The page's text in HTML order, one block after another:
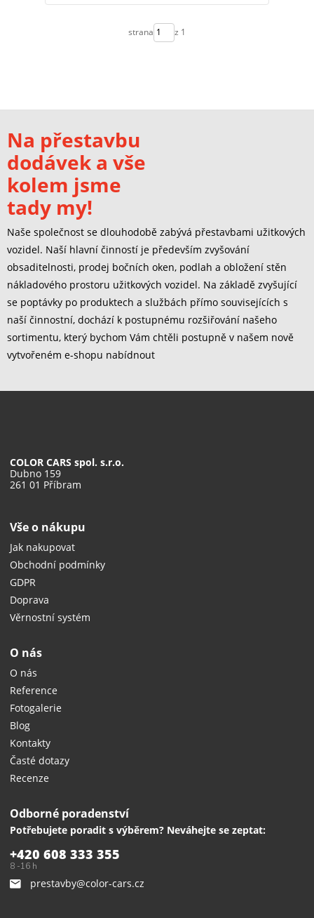
strana z 1
Na přestavbu
dodávek a vše
kolem jsme
tady my!
Naše společnost se dlouhodobě zabývá přestavbami užitkových
vozidel. Naší hlavní činností je především zvyšování
obsaditelnosti, prodej bočních oken, podlah a obložení stěn
nákladového prostoru užitkových vozidel. Na základě zvyšující
se poptávky po produktech a službách přímo souvisejících s
naší činnostní, dochází k postupnému rozšiřování našeho
sortimentu, který bychom Vám chtěli postupně v našem nově
vytvořeném e-shopu nabídnout
COLOR CARS spol. s.r.o.
Dubno 159
261 01 Příbram
Vše o nákupu
Jak nakupovat
Obchodní podmínky
GDPR
Doprava
Věrnostní systém
O nás
O nás
Reference
Fotogalerie
Blog
Kontakty
Časté dotazy
Recenze
Odborné poradenství
Potřebujete poradit s výběrem? Neváhejte se zeptat:
+420 608 333 355
8 -16 h
prestavby@color-cars.cz